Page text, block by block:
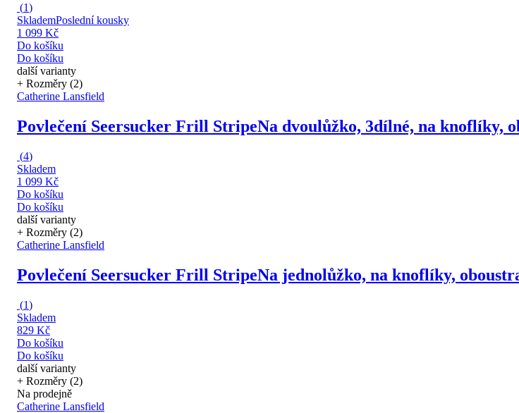
(1)
SklademPoslední kousky
1 099 Kč
Do košíku
Do košíku
další varianty
+ Rozměry (2)
Catherine Lansfield
Povlečení Seersucker Frill StripeNa dvoulůžko, 3dílné, na knoflíky,
(4)
Skladem
1 099 Kč
Do košíku
Do košíku
další varianty
+ Rozměry (2)
Catherine Lansfield
Povlečení Seersucker Frill StripeNa jednolůžko, na knoflíky,
(1)
Skladem
829 Kč
Do košíku
Do košíku
další varianty
+ Rozměry (2)
Na prodejně
Catherine Lansfield